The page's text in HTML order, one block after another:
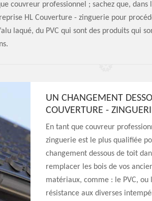
couvreur professionnel ; sachez que,
HL Couverture - zinguerie pour
laqué, du PVC qui sont des produits qui
UN CHANGEMENT
COUVERTURE -
En tant que couvreur
zinguerie est le plus qualifiée
changement dessous de toit
remplacer les bois de vos
matériaux, comme : le PVC, ou
résistance aux diverses